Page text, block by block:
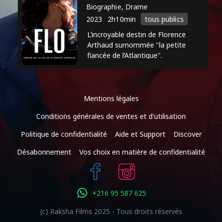
depuis dans une variété de rôles,
démontrant sa polyvalence en tant
qu'actrice. Elle a travaillé dans des
productions françaises et
internationales, gagnant la
dans les genres du drame, du thriller et
de la science-fiction. Sa filmographie
met en évidence sa capacité à incarner
divers personnages, faisant d'elle une
figure importante du cinéma et de la
télévision français.
Biographie, Drame
2023
2h10min
tous publics
L’incroyable destin de Florence
Arthaud surnommée "la petite
fiancée de l’Atlantique".
Mentions légales
Conditions générales de ventes et d'utilisation
Politique de confidentialité
Aide et Support
Discover
Désabonnement
Vos choix en matière de confidentialité
+216 95 587 625
(c) Raksha Films 2025 - Tous droits réservés